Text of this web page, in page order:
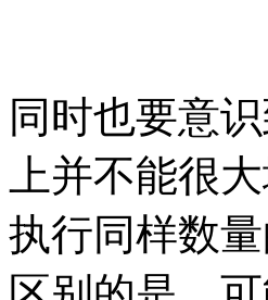
同时也要意
上并不能很
执行同样数